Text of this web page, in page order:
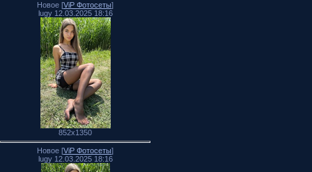
Новое [ViP Фотосеты]
lugy 12.03.2025 18:16
852x1350
Новое [ViP Фотосеты]
lugy 12.03.2025 18:16